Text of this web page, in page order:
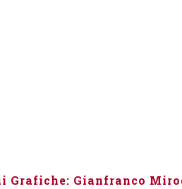
Grafiche: Gianfranco